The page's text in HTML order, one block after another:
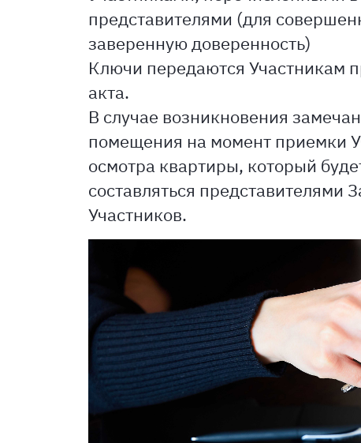
представителями (для
заверенную доверенность)
Ключи передаются Участникам
акта.
В случае возникновения
помещения на момент приемки
осмотра квартиры, который
составляться представителями
Участников.